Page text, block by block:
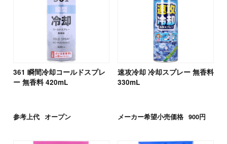
361 瞬間冷却コールドスプレ
ー 無香料 420mL
参考上代 オープン
速攻冷却 冷却スプレー 無香料
330mL
メーカー希望小売価格 900円